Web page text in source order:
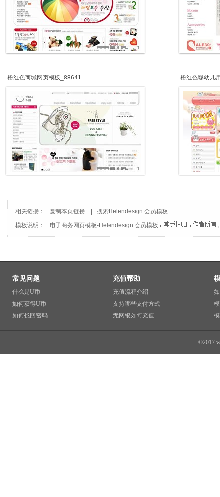
粉红色商城网页模板_88641 粉红色婴幼儿
相关链接： 复制本页链接
搜索Helendesign 会员模板
模板说明：
电子商务网页模板-Helendesign 会员模板
常见问题
什么是U币
如何获得U币
如何找回密码
充值帮助
充值流程介绍
支持哪些支付方式
无网银如何充值
©2017